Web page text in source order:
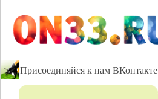
Присоединяйся к нам ВКонтакте